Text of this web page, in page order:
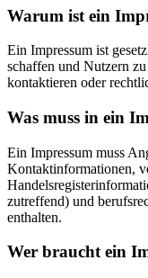
Warum ist ein
Ein Impressum ist
schaffen und Nutzern
kontaktieren oder
Was muss in ein
Ein Impressum muss
Kontaktinformationen,
zutreffend) und
enthalten.
Wer braucht ein